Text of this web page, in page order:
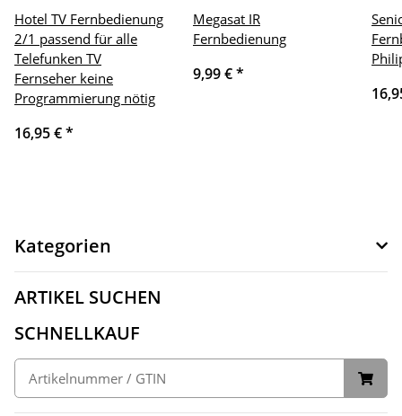
Hotel TV Fernbedienung
2/1 passend für alle
Telefunken TV
Fernseher keine
Programmierung nötig
16,95 €*
Megasat IR
Fernbedienung
9,99 €*
Kategorien
ARTIKEL SUCHEN
SCHNELLKAUF